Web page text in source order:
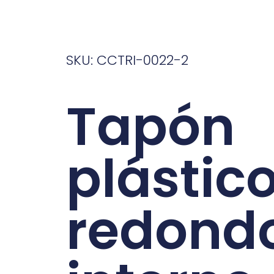
SKU: CCTRI-0022-2
Tapón